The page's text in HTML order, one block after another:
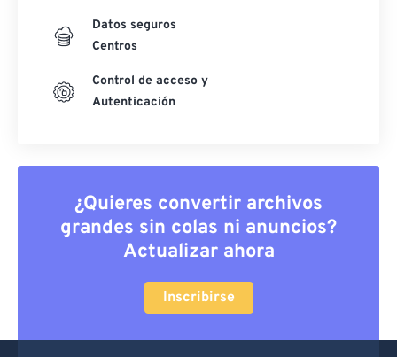
Datos seguros
Centros
Control de acceso y
Autenticación
¿Quieres convertir archivos
grandes sin colas ni anuncios?
Actualizar ahora
Inscribirse